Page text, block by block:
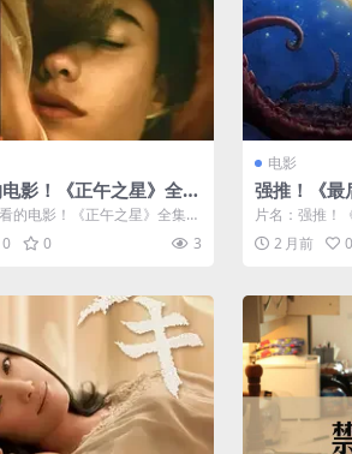
影！《正午之星》全集
的电影！《正午之星》全集高
：电影 详情介绍 《正午...
0 0 3
电影
强推！《最
看 电影资
片名：强推！
电影资源全集
2 月前 0